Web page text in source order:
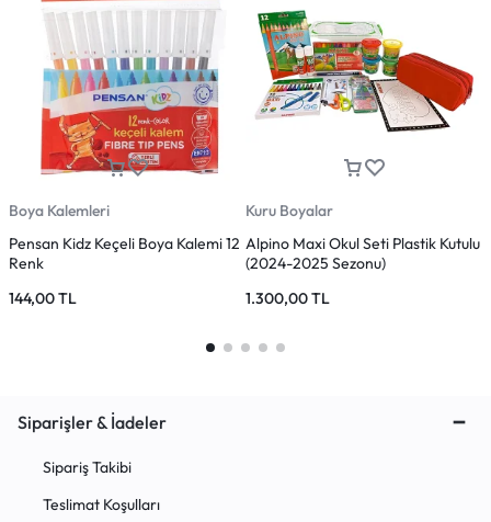
Boya Kalemleri
Pensan Kidz Keçeli Boya Kalemi 12
Renk
144,00TL
Kuru Boyalar
Alpino Maxi Okul Seti Plastik Kutulu
(2024-2025 Sezonu)
1.300,00TL
Siparişler & İadeler
Sipariş Takibi
Teslimat Koşulları